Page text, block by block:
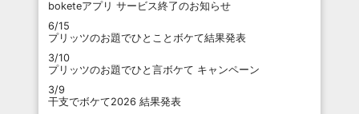
boketeアプリ サービス終了のお知らせ
6/15
プリッツのお題でひとことボケて結果発表
3/10
プリッツのお題でひと言ボケて キャンペーン
3/9
干支でボケて2026 結果発表